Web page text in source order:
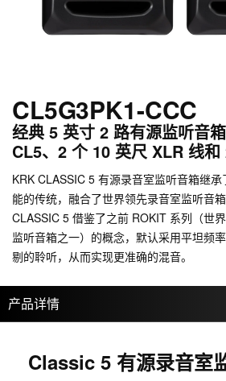
CL5G3PK1-CCC
经典 5 英寸 2 路有源监听音
CL5、2 个 10 英尺 XLR 线
KRK CLASSIC 5 有源录音室监听音箱继
能的传统，融合了世界领先录音室监听音
CLASSIC 5 借鉴了之前 ROKIT 系列（世
监听音箱之一）的概念，默认采用平坦频
剔的聆听，从而实现更准确的混音。
产品详情
Classic 5 有源录音室